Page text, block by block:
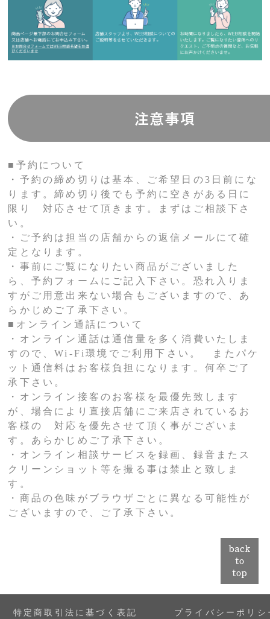
■予約について
・予約の締め切りは基本、ご希望日の3日前にな
ります。締め切り後でも予約に空きがある日に
限り 対応させて頂きます。まずはご相談下さ
い。
・ご予約は担当の店舗からの返信メールにて確
定となります。
・事前にご覧になりたい商品がございました
ら、予約フォームにご記入下さい。恐れ入りま
すがご用意出来ない場合もございますので、あ
らかじめご了承下さい。
■オンライン通話について
・オンライン通話は通信量を多く消費いたしま
すので、Wi-Fi環境でご利用下さい。 またパケ
ット通信料はお客様負担になります。何卒ご了
承下さい。
・オンライン接客のお客様を最優先致します
が、場合により直接店舗にご来店されているお
客様の 対応を優先させて頂く事がございま
す。あらかじめご了承下さい。
・オンライン相談サービスを録画、録音またス
クリーンショット等を撮る事は禁止と致しま
す。
・商品の色味がブラウザごとに異なる可能性が
ございますので、ご了承下さい。
特定商取引法に基づく表記 プライバシーポリシ